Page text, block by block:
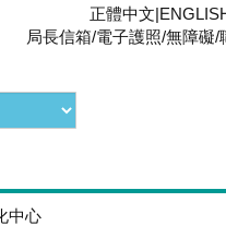
正體中文|
局長信箱/電子護照/無障礙/
中心